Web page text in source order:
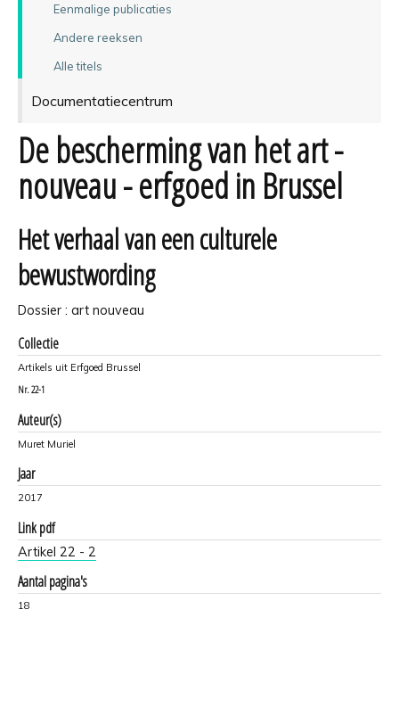
Eenmalige publicaties
Andere reeksen
Alle titels
Documentatiecentrum
De bescherming van het art -
nouveau - erfgoed in Brussel
Het verhaal van een culturele
bewustwording
Dossier : art nouveau
Collectie
Artikels uit Erfgoed Brussel
Nr. 22-1
Auteur(s)
Muret Muriel
Jaar
2017
Link pdf
Artikel 22 - 2
Aantal pagina's
18